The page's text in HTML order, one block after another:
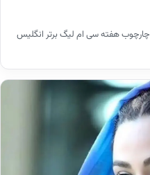
هفته سی ام لیگ برتر انگلیس